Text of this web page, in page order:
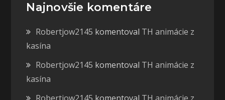
Najnovšie komentáre
Robertjow2145 komentoval TH animácie z
kasína
Robertjow2145 komentoval TH animácie z
kasína